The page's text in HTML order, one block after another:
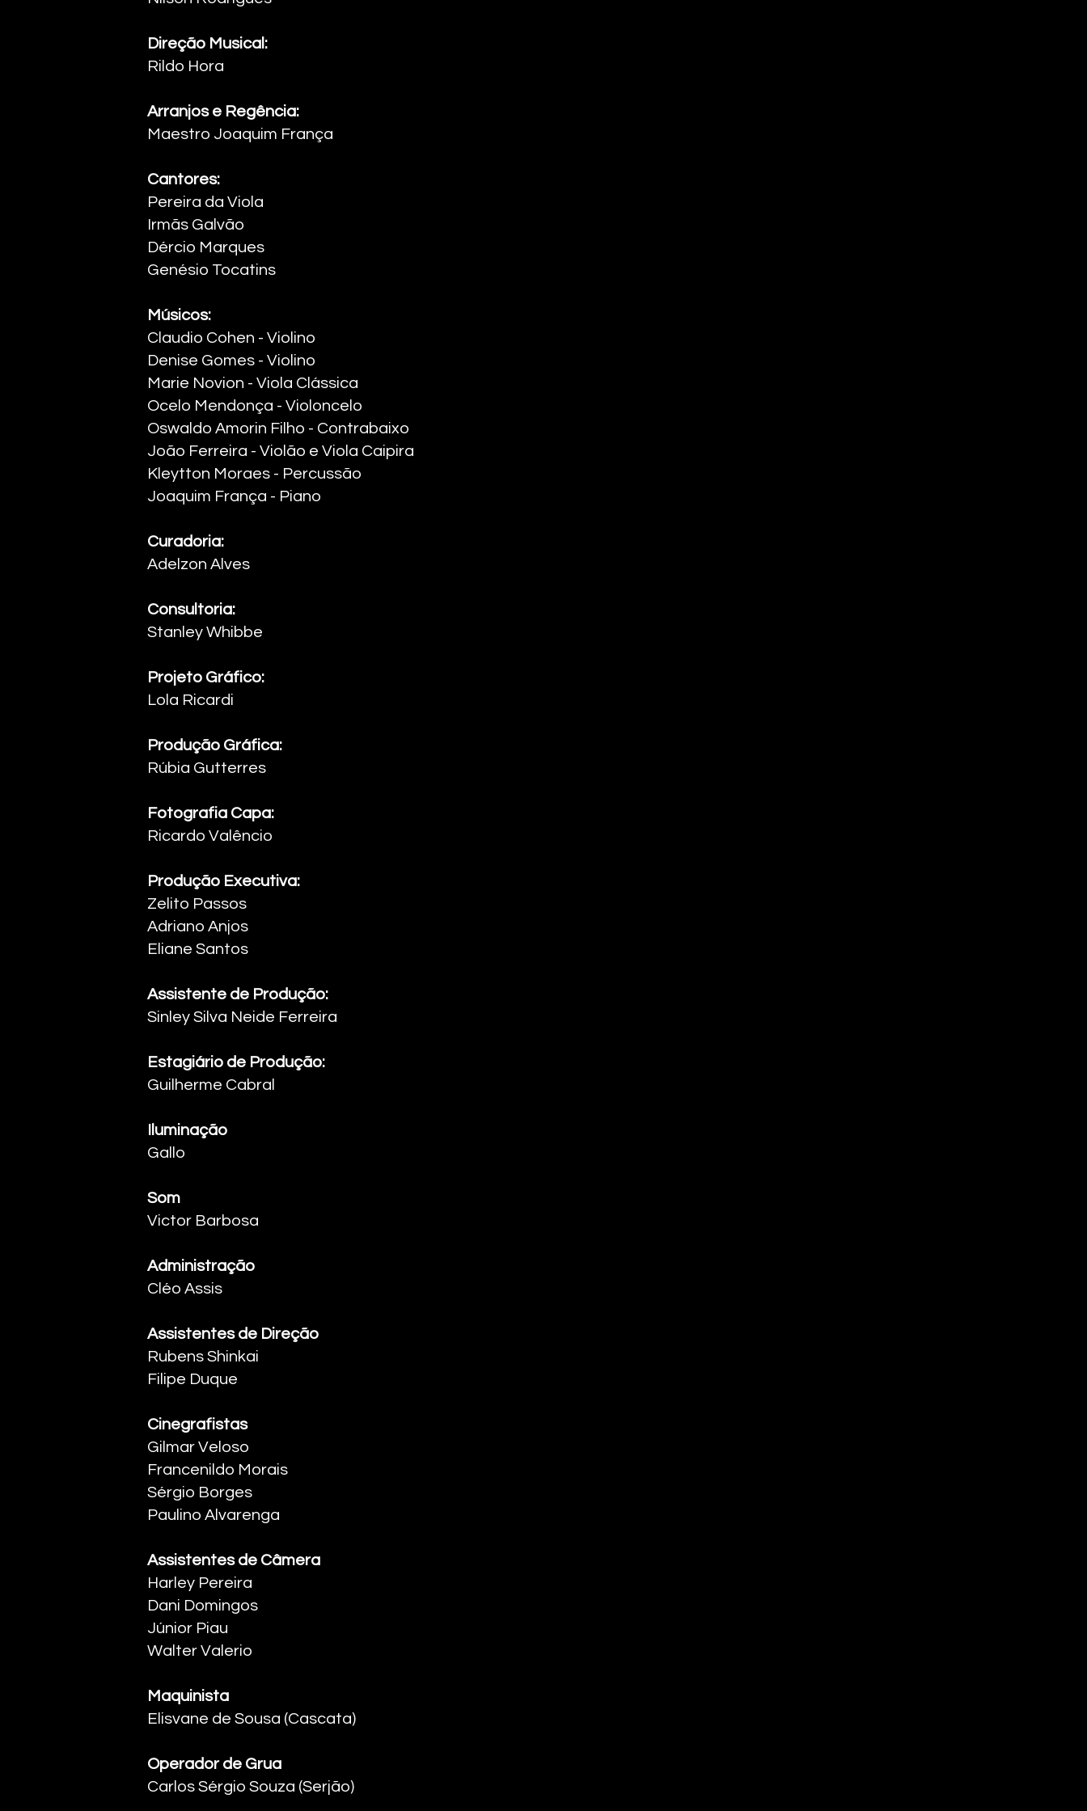
Direção Musical:
Rildo Hora ​
Arranjos e Regência:
Maestro Joaquim França ​
Cantores:
Pereira da Viola
Irmãs Galvão
Dércio Marques
Genésio Tocatins ​
Músicos:
Claudio Cohen - Violino ​
Denise Gomes - Violino ​
Marie Novion - Viola Clássica ​
Ocelo Mendonça - Violoncelo ​
Oswaldo Amorin Filho - Contrabaixo ​
João Ferreira - Violão e Viola Caipira ​
Kleytton Moraes - Percussão ​
Joaquim França - Piano ​
Curadoria:
Adelzon Alves
Consultoria:
Stanley Whibbe
Projeto Gráfico:
Lola Ricardi
Produção Gráfica:
Rúbia Gutterres
​Fotografia Capa:
Ricardo Valêncio ​
Produção Executiva:
Zelito Passos
Adriano Anjos
Eliane Santos ​
Assistente de Produção:
Sinley Silva Neide Ferreira ​
Estagiário de Produção:
Guilherme Cabral
Iluminação
Gallo
Som
Victor Barbosa ​
Administração
Cléo Assis ​
Assistentes de Direção
Rubens Shinkai
Filipe Duque ​
Cinegrafistas
Gilmar Veloso
Francenildo Morais
Sérgio Borges
Paulino Alvarenga ​
Assistentes de Câmera
Harley Pereira
Dani Domingos
Júnior Piau
Walter Valerio ​
Maquinista
Elisvane de Sousa (Cascata) ​
Operador de Grua
Carlos Sérgio Souza (Serjão) ​